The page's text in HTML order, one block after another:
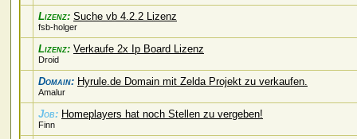
Lizenz: Suche vb 4.2.2 Lizenz
fsb-holger
Lizenz: Verkaufe 2x Ip Board Lizenz
Droid
Domain: Hyrule.de Domain mit Zelda Projekt zu verkaufen.
Amalur
Job: Homeplayers hat noch Stellen zu vergeben!
Finn